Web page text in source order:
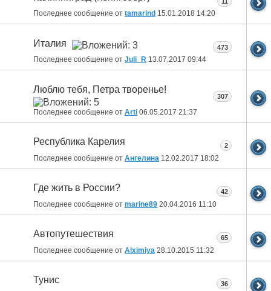
Последнее сообщение от tamarind 15.01.2018 14:20
Италия
Последнее сообщение от Juli_R 13.07.2017 09:44
473
Люблю тебя, Петра творенье!
Последнее сообщение от Arti 06.05.2017 21:37
307
Республика Карелия
Последнее сообщение от Ангелина 12.02.2017 18:02
2
Где жить в России?
Последнее сообщение от marine89 20.04.2016 11:10
42
Автопутешествия
Последнее сообщение от Alximiya 28.10.2015 11:32
65
Тунис 36